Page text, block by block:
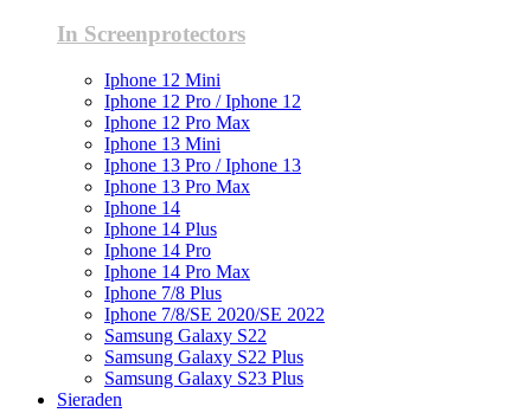
In Screenprotectors
Iphone 12 Mini
Iphone 12 Pro / Iphone 12
Iphone 12 Pro Max
Iphone 13 Mini
Iphone 13 Pro / Iphone 13
Iphone 13 Pro Max
Iphone 14
Iphone 14 Plus
Iphone 14 Pro
Iphone 14 Pro Max
Iphone 7/8 Plus
Iphone 7/8/SE 2020/SE 2022
Samsung Galaxy S22
Samsung Galaxy S22 Plus
Samsung Galaxy S23 Plus
Sieraden